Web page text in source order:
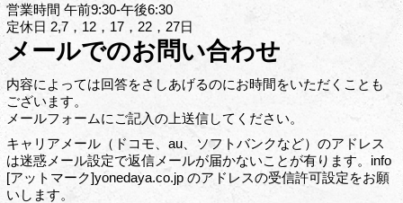
営業時間 午前9:30-午後6:30
定休日 2,7，12，17，22，27日
メールでのお問い合わせ
内容によっては回答をさしあげるのにお時間をいただくことも
ございます。
メールフォームにご記入の上送信してください。
キャリアメール（ドコモ、au、ソフトバンクなど）のアドレス
は迷惑メール設定で返信メールが届かないことが有ります。info
[アットマーク]yonedaya.co.jp のアドレスの受信許可設定をお願
いします。